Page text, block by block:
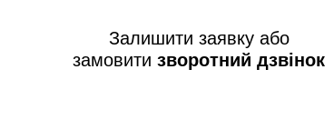
Залишити заявку або
замовити зворотний дзвінок